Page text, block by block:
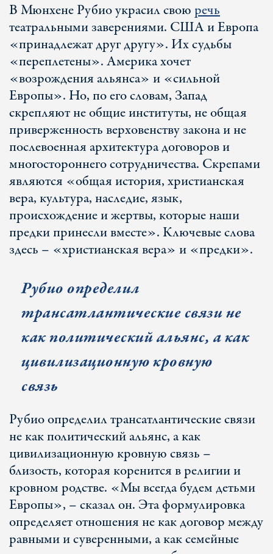
В Мюнхене Рубио украсил свою речь
театральными заверениями. США и Европа
«принадлежат друг другу». Их судьбы
«переплетены». Америка хочет
«возрождения альянса» и «сильной
Европы». Но, по его словам, Запад
скрепляют не общие институты, не общая
приверженность верховенству закона и не
послевоенная архитектура договоров и
многостороннего сотрудничества. Скрепами
являются «общая история, христианская
вера, культура, наследие, язык,
происхождение и жертвы, которые наши
предки принесли вместе». Ключевые слова
здесь – «христианская вера» и «предки».
Рубио определил
трансатлантические связи не
как политический альянс, а как
цивилизационную кровную
связь
Рубио определил трансатлантические связи
не как политический альянс, а как
цивилизационную кровную связь –
близость, которая коренится в религии и
кровном родстве. «Мы всегда будем детьми
Европы», – сказал он. Эта формулировка
определяет отношения не как договор между
равными и суверенными, а как семейные